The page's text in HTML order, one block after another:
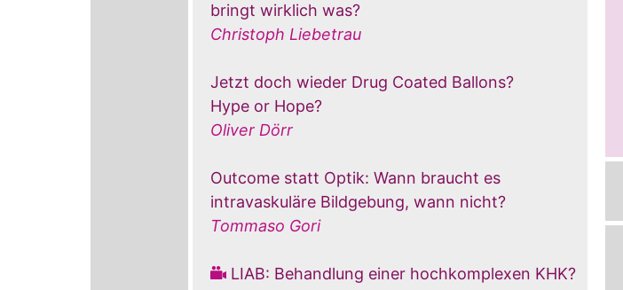
bringt wirklich was?
Christoph Liebetrau
Jetzt doch wieder Drug Coated Ballons?
Hype or Hope?
Oliver Dörr
Outcome statt Optik: Wann braucht es
intravaskuläre Bildgebung, wann nicht?
Tommaso Gori
LIAB: Behandlung einer hochkomplexen KHK?